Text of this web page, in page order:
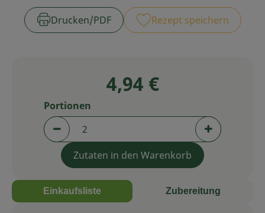
Service
Drucken​/​PDF Rezept speichern
4,94 €
Portionen verringern (aktuell 2 Portionen
Portionen
Portionen
Zutaten in den Warenkorb
Einkaufsliste Zubereitung